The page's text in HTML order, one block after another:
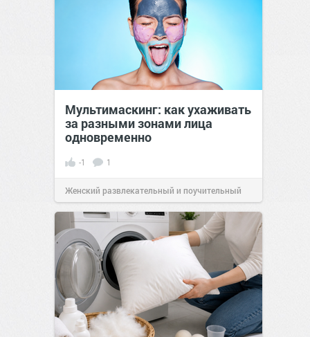
Мультимаскинг: как ухаживать
за разными зонами лица
одновременно
-1 1
Женский развлекательный и поучительный
сайт.21:46 Вчера